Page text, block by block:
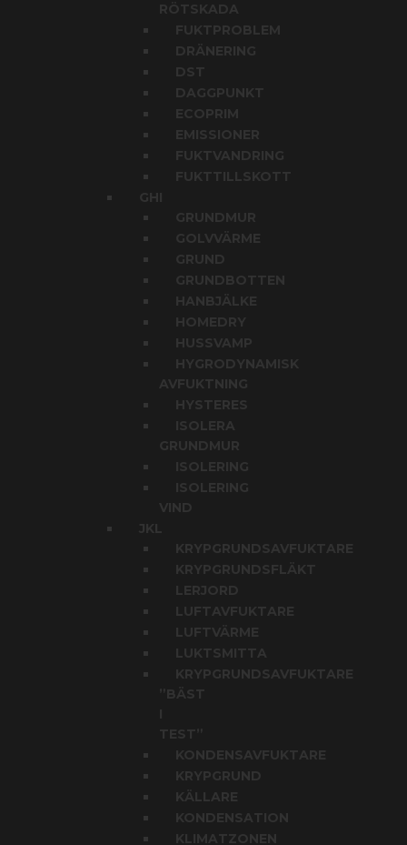
RÖTSKADA
FUKTPROBLEM
DRÄNERING
DAGGPUNKT
ECOPRIM
EMISSIONER
FUKTVANDRING
FUKTTILLSKOTT
GHI
GRUNDMUR
GOLVVÄRME
GRUND
GRUNDBOTTEN
HANBJÄLKE
HOMEDRY
HUSSVAMP
HYGRODYNAMISK
AVFUKTNING
HYSTERES
ISOLERA
GRUNDMUR
ISOLERING
ISOLERING
VIND
JKL
KRYPGRUNDSAVFUKTARE
KRYPGRUNDSFLÄKT
LERJORD
LUFTAVFUKTARE
LUFTVÄRME
LUKTSMITTA
KRYPGRUNDSAVFUKTARE
”BÄST
KONDENSAVFUKTARE
KRYPGRUND
KÄLLARE
KONDENSATION
KLIMATZONEN